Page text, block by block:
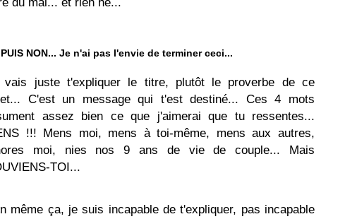
PUIS NON... Je n'ai pas l'envie de terminer ceci...
vais juste t'expliquer le titre, plutôt le proverbe de ce
C'est un message qui t'est destiné... Ces 4 mots
assez bien ce que j'aimerai que tu ressentes...
!!! Mens moi, mens à toi-même, mens aux autres,
moi, nies nos 9 ans de vie de couple... Mais
TOI...
même ça, je suis incapable de t'expliquer, pas incapable